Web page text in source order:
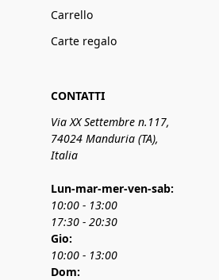
Carrello
Carte regalo
CONTATTI
Via XX Settembre n.117,
74024 Manduria (TA),
Italia
Lun-mar-mer-ven-sab:
10:00 - 13:00
17:30 - 20:30
Gio:
10:00 - 13:00
Dom: